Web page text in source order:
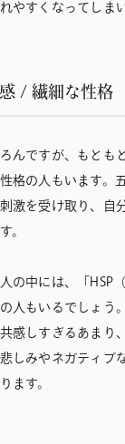
やすくなってしま
/ 繊細な性格
んですが、もとも
格の人もいます。
激を受け取り、自
。
の中には、「HSP
人もいるでしょう
感しすぎるあまり
しみやネガティブ
ます。